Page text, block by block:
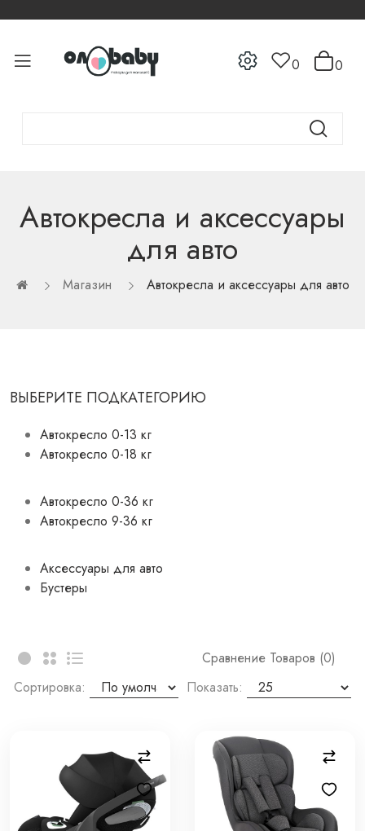
0 0
Автокресла и аксессуары
для авто
Магазин Автокресла и аксессуары для авто
ВЫБЕРИТЕ ПОДКАТЕГОРИЮ
Автокресло 0-13 кг
Автокресло 0-18 кг
Автокресло 0-36 кг
Автокресло 9-36 кг
Аксессуары для авто
Бустеры
Сравнение Товаров (0)
Сортировка:
Показать: